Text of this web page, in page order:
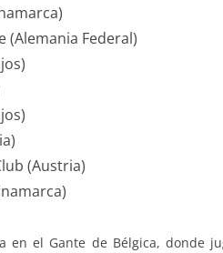
(Alemania Federal)
(Austria)
en el Gante de Bélgica, donde